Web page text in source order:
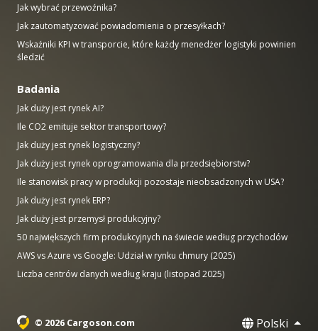
Jak wybrać przewoźnika?
Jak zautomatyzować powiadomienia o przesyłkach?
Wskaźniki KPI w transporcie, które każdy menedżer logistyki powinien
śledzić
Badania
Jak duży jest rynek AI?
Ile CO2 emituje sektor transportowy?
Jak duży jest rynek logistyczny?
Jak duży jest rynek oprogramowania dla przedsiębiorstw?
Ile stanowisk pracy w produkcji pozostaje nieobsadzonych w USA?
Jak duży jest rynek ERP?
Jak duży jest przemysł produkcyjny?
50 największych firm produkcyjnych na świecie według przychodów
AWS vs Azure vs Google: Udział w rynku chmury (2025)
Liczba centrów danych według kraju (listopad 2025)
© 2026 Cargoson.com Polski